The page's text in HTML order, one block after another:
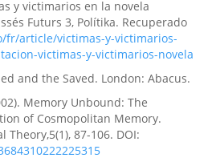
y victimarios en la novela
Futurs 3, Polítika. Recuperado
fr/article/victimas-y-victimarios-
victimas-y-victimarios-novela
and the Saved. London: Abacus.
Memory Unbound: The
of Cosmopolitan Memory.
Theory,5(1), 87-106. DOI: